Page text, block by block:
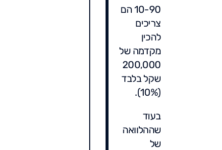
10-90 הם
צריכים
להכין
מקדמה של
200,000
שקל בלבד
(10%).
בעוד
שההלוואה
של